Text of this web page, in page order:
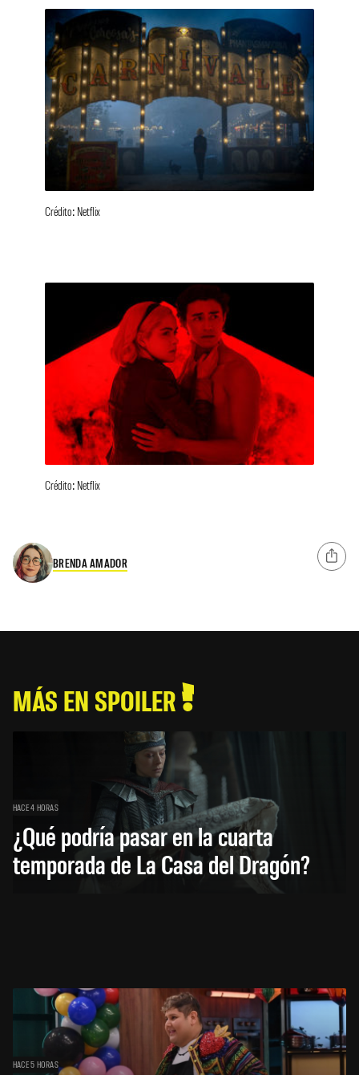
Crédito: Netflix
Crédito: Netflix
BRENDA AMADOR
MÁS EN SPOILER
HACE 4 HORAS
¿Qué podría pasar en la cuarta
temporada de La Casa del Dragón?
HACE 5 HORAS